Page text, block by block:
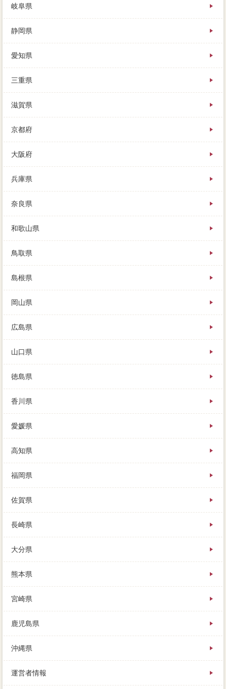
岐阜県
静岡県
愛知県
三重県
滋賀県
京都府
大阪府
兵庫県
奈良県
和歌山県
鳥取県
島根県
岡山県
広島県
山口県
徳島県
香川県
愛媛県
高知県
福岡県
佐賀県
長崎県
大分県
熊本県
宮崎県
鹿児島県
沖縄県
運営者情報